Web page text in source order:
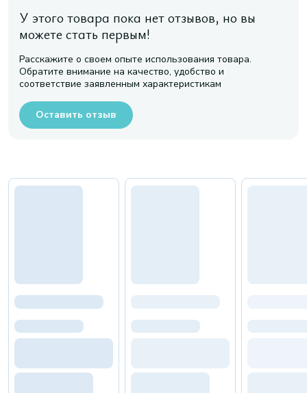
У этого товара пока нет отзывов, но вы
можете стать первым!
Расскажите о своем опыте использования товара.
Обратите внимание на качество, удобство и
соответствие заявленным характеристикам
Оставить отзыв